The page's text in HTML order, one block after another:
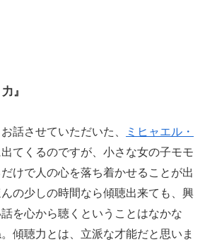
』
話させていただいた、
ミヒャエル・
てくるのですが、小さな女の子モモ
けで人の心を落ち着かせることが出
の少しの時間なら傾聴出来ても、興
を心から聴くということはなかな
傾聴力とは、立派な才能だと思いま